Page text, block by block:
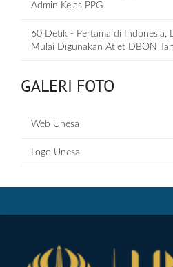
Admin Kelas PPG
60 Detik - Pertama di Indonesia,
Mulai Digunakan Atlet DBON
GALERI FOTO
Web Unesa
Logo Unesa